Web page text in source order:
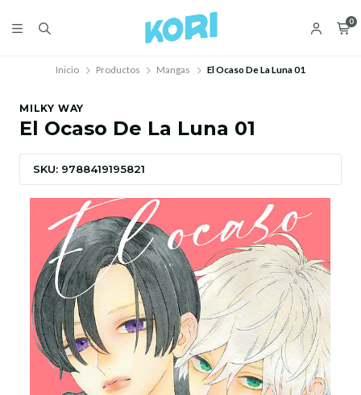
0
Inicio Productos Mangas El Ocaso De La Luna 01
MILKY WAY
El Ocaso De La Luna 01
SKU: 9788419195821